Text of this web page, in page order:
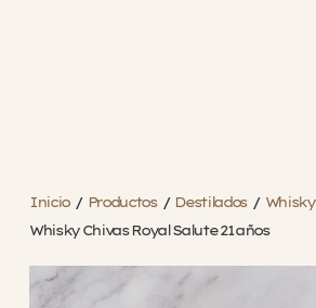
Inicio / Productos / Destilados / Whisky
Whisky Chivas Royal Salute 21 años